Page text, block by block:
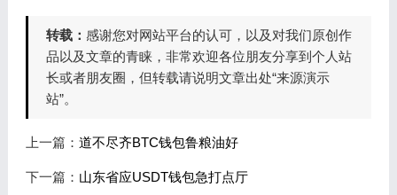
转载： 感谢您对网站平台的认可，以及对我们原创作
品以及文章的青睐，非常欢迎各位朋友分享到个人站
长或者朋友圈，但转载请说明文章出处“来源演示
站”。
上一篇： 道不尽齐BTC钱包鲁粮油好
下一篇： 山东省应USDT钱包急打点厅